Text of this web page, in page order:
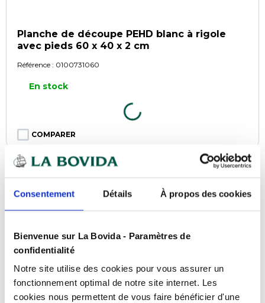
Consentement Détails À propos des cookies
Bienvenue sur La Bovida - Paramètres de
confidentialité
Notre site utilise des cookies pour vous assurer un
fonctionnement optimal de notre site internet. Les
cookies nous permettent de vous faire bénéficier d'une
Planche de découpe PEHD blanc à rigole
avec pieds 60 x 40 x 2 cm
Référence : 0100731060
En stock
COMPARER